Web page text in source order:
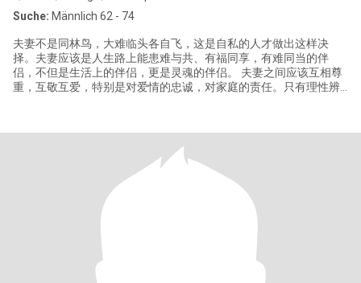
Suche: Männlich 62 - 74
夫妻不是同林鸟，大难临头各自飞，这是自私的人才做出这样决
择。夫妻应该是人生路上能患难与共、有福同享，有难同当的伴
侣，不但是生活上的伴侣，更是灵魂的伴侣。 夫妻之间应该互相尊
重，互敬互爱，特别是对爱情的忠诚，对家庭的责任。只有理性辨
年。 特此警告：我不是富婆，凡是网络骗子以及不诚实的、别有用
心的诈骗分子请勿靠近我，我是一个思维敏捷的人，你是否真诚，